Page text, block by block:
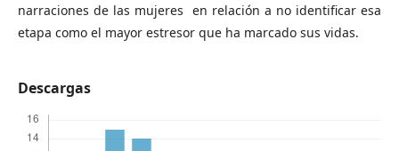
narraciones de las mujeres en relación a no identificar esa
etapa como el mayor estresor que ha marcado sus vidas.
Descargas